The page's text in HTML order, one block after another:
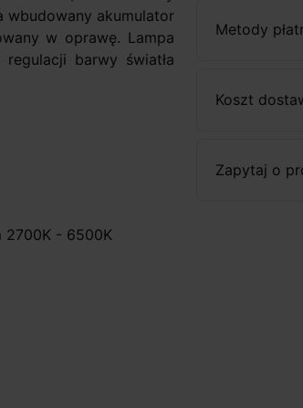
Metody
Koszt
Zapytaj o
wbudowany akumulator
w oprawę. Lampa
barwy światła
2700K - 6500K